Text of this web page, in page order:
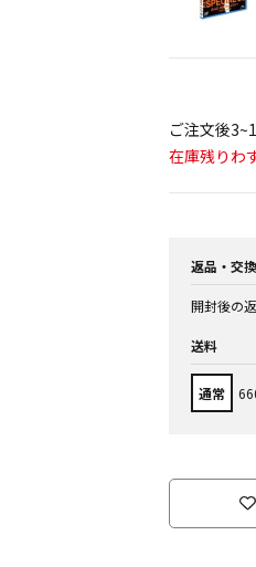
ご注文後
在庫残りわ
返品・交
開封後の
送料
通常